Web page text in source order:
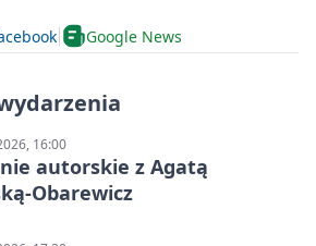
Google News
16:00
autorskie z Agatą
Obarewicz